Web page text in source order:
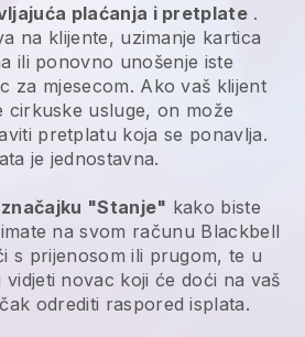
plaćanja i pretplate .
na klijente, uzimanje kartica
ili ponovno unošenje iste
za mjesecom. Ako vaš klijent
cirkuske usluge, on može
pretplatu koja se ponavlja.
je jednostavna.
značajku "Stanje" kako biste
na svom računu Blackbell
s prijenosom ili prugom, te u
novac koji će doći na vaš
odrediti raspored isplata.